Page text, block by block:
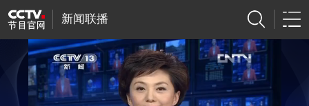
新闻联播